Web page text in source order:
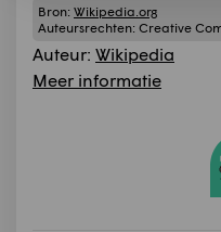
Bron: Wikipedia.org
Auteursrechten: Creative
Auteur: Wikipedia
Meer informatie